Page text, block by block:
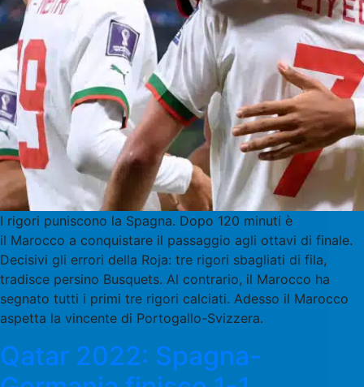
I rigori puniscono la Spagna. Dopo 120 minuti è
il Marocco a conquistare il passaggio agli ottavi di finale.
Decisivi gli errori della Roja: tre rigori sbagliati di fila,
tradisce persino Busquets. Al contrario, il Marocco ha
segnato tutti i primi tre rigori calciati. Adesso il Marocco
aspetta la vincente di Portogallo-Svizzera.
Qatar 2022: Spagna-